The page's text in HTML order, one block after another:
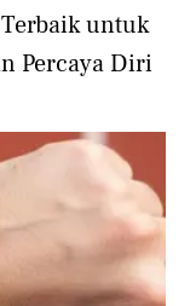
untuk
Percaya Diri